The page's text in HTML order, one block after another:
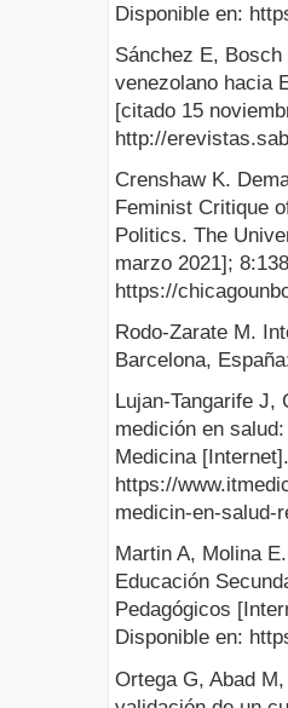
Disponible en:
Sánchez E,
venezolano hacia
[citado 15
http://
Crenshaw K.
Feminist Critique
Politics. The
marzo 2021];
https://
Rodo-Zarate M.
Barcelona,
Lujan-Tangarife
medición en
Medicina
https://
medicin-en-salud-
Martin A, Molina
Educación
Pedagógicos
Disponible en:
Ortega G, Abad